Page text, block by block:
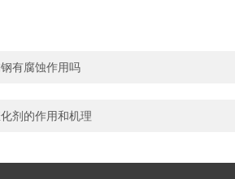
有腐蚀作用吗
剂的作用和机理